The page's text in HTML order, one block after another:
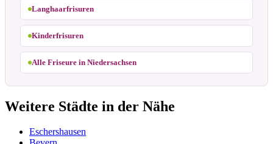
Langhaarfrisuren
Kinderfrisuren
Alle Friseure in Niedersachsen
Weitere Städte in der Nähe
Eschershausen